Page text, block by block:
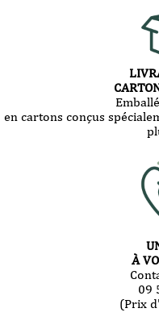
en cartons conçus
À
09
(Prix